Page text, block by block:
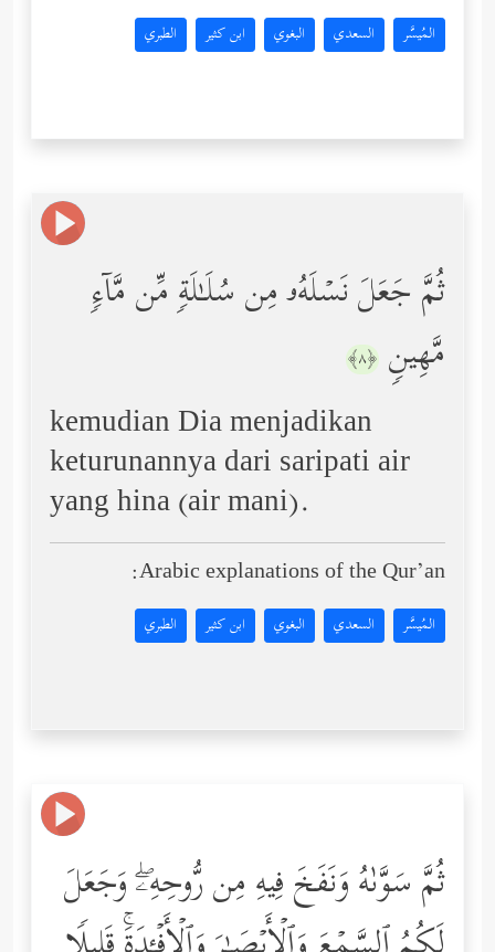
المُيسَّر السعدي البغوي ابن كثير الطبري
ثُمَّ جَعَلَ نَسۡلَهُۥ مِن سُلَـٰلَةࣲ مِّن مَّاۤءࣲ
مَّهِینࣲ ﴿٨﴾
kemudian Dia menjadikan
keturunannya dari saripati air
yang hina (air mani).
Arabic explanations of the Qur’an:
المُيسَّر السعدي البغوي ابن كثير الطبري
ثُمَّ سَوَّىٰهُ وَنَفَخَ فِیهِ مِن رُّوحِهِۦۖ وَجَعَلَ